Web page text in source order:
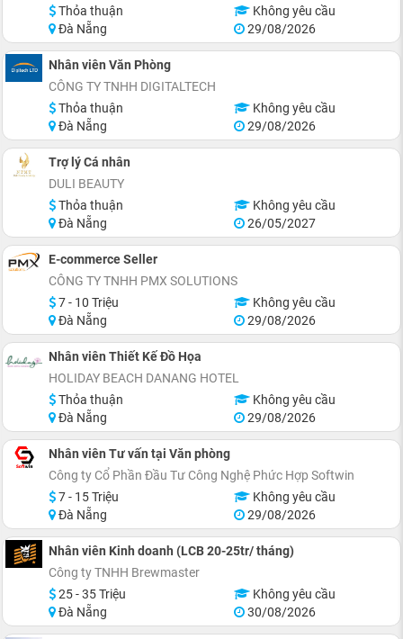
Thỏa thuận
Không yêu cầu
Đà Nẵng
29/08/2026
Nhân viên Văn Phòng
CÔNG TY TNHH DIGITALTECH
Thỏa thuận
Không yêu cầu
Đà Nẵng
29/08/2026
Trợ lý Cá nhân
DULI BEAUTY
Thỏa thuận
Không yêu cầu
Đà Nẵng
26/05/2027
E-commerce Seller
CÔNG TY TNHH PMX SOLUTIONS
7 - 10 Triệu
Không yêu cầu
Đà Nẵng
29/08/2026
Nhân viên Thiết Kế Đồ Họa
HOLIDAY BEACH DANANG HOTEL
Thỏa thuận
Không yêu cầu
Đà Nẵng
29/08/2026
Nhân viên Tư vấn tại Văn phòng
Công ty Cổ Phần Đầu Tư Công Nghệ Phức Hợp Softwin
7 - 15 Triệu
Không yêu cầu
Đà Nẵng
29/08/2026
Nhân viên Kinh doanh (LCB 20-25tr/ tháng)
Công ty TNHH Brewmaster
25 - 35 Triệu
Không yêu cầu
Đà Nẵng
30/08/2026